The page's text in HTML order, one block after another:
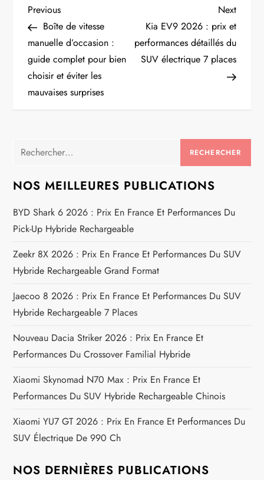
N
a
v
i
a
t
i
o
n
d
e
l
’
a
r
t
Previous
Post
Previous
Boîte de vitesse
manuelle d’occasion :
guide complet pour bien
choisir et éviter les
mauvaises surprises
Next
Post
Next
Kia EV9 2026 : prix et
performances détaillés du
SUV électrique 7 places
Rechercher :
NOS MEILLEURES PUBLICATIONS
BYD Shark 6 2026 : Prix En France Et Performances Du
Pick-Up Hybride Rechargeable
Zeekr 8X 2026 : Prix En France Et Performances Du SUV
Hybride Rechargeable Grand Format
Jaecoo 8 2026 : Prix En France Et Performances Du SUV
Hybride Rechargeable 7 Places
Nouveau Dacia Striker 2026 : Prix En France Et
Performances Du Crossover Familial Hybride
Xiaomi Skynomad N70 Max : Prix En France Et
Performances Du SUV Hybride Rechargeable Chinois
Xiaomi YU7 GT 2026 : Prix En France Et Performances Du
SUV Électrique De 990 Ch
NOS DERNIÈRES PUBLICATIONS